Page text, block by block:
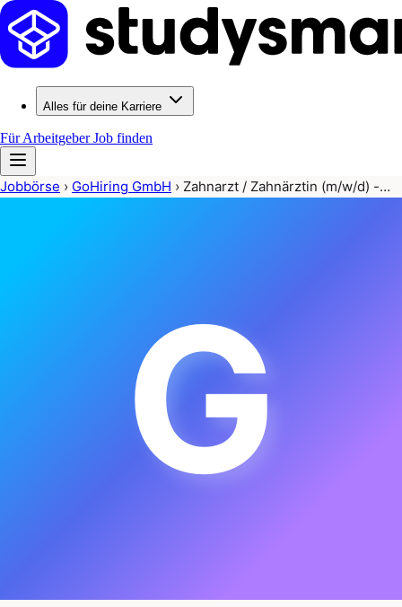
Alles für deine Karriere
Für ArbeitgeberJob finden
Jobbörse › GoHiring GmbH › Zahnarzt / Zahnärztin (m/w/d) -…
G